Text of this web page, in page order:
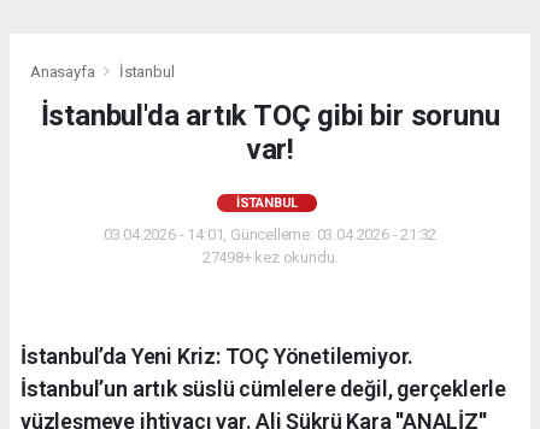
Anasayfa İstanbul
İstanbul'da artık TOÇ gibi bir sorunu
var!
İSTANBUL
03.04.2026 - 14:01, Güncelleme: 03.04.2026 - 21:32
27498+ kez okundu.
İstanbul’da Yeni Kriz: TOÇ Yönetilemiyor.
İstanbul’un artık süslü cümlelere değil, gerçeklerle
yüzleşmeye ihtiyacı var. Ali Şükrü Kara ''ANALİZ''